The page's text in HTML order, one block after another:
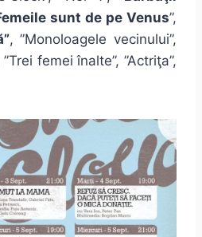
sunt de pe Venus”,
, ”Monoloagele vecinului”,
femei înalte”, ”Actriţa”,